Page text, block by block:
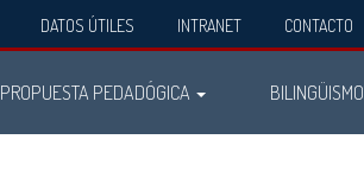
DATOS ÚTILES INTRANET CONTACTO
PROPUESTA PEDADÓGICA BILINGÜISMO